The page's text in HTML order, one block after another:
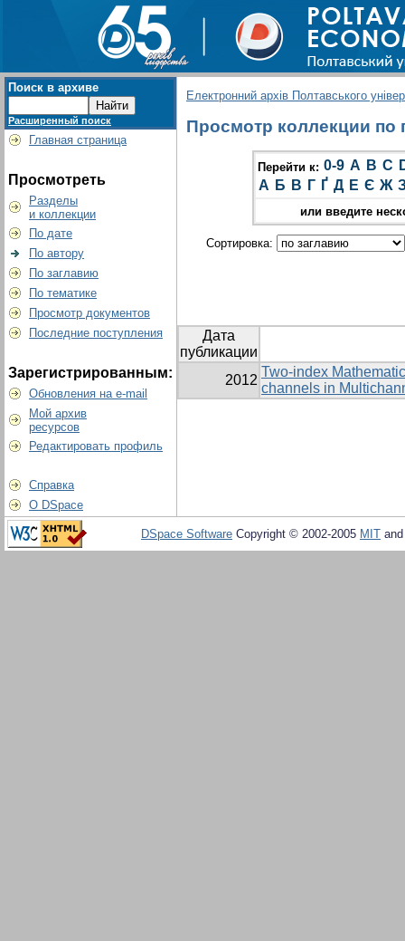
Поиск в архиве
Расширенный поиск
Главная страница
Просмотреть
Разделы
и коллекции
По дате
По автору
По заглавию
По тематике
Просмотр документов
Последние поступления
Зарегистрированным:
Обновления на e-mail
Мой архив
ресурсов
Редактировать профиль
Справка
О DSpace
Електронний архів Полтавського
Просмотр коллекции по
Перейти к: 0-9 A B C
А Б В Г Ґ Д Е Є Ж
или введите
Сортировка:
Дата
публикации
2012
Two-index
channels in
DSpace Software Copyright © 2002-2005 MIT